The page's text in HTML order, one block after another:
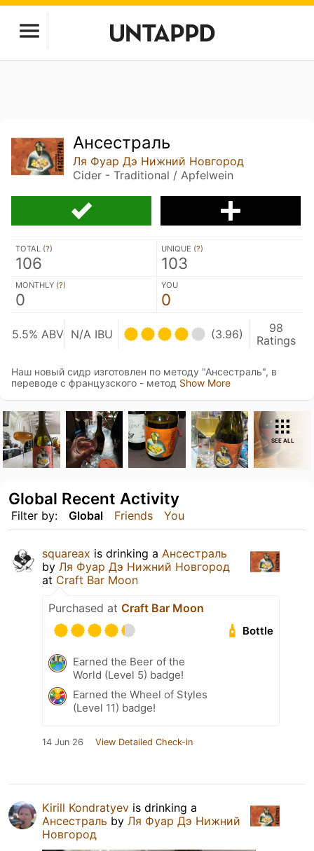
Ансестраль
Ля Фуар Дэ Нижний Новгород
Cider - Traditional / Apfelwein
TOTAL (?)
106
UNIQUE (?)
103
MONTHLY (?)
0
YOU
0
5.5% ABV N/A IBU (3.96)
98
Ratings
Наш новый сидр изготовлен по методу "Ансестраль", в
переводе с французского - метод Show More
SEE ALL
Filter by: Global Friends You
Global Recent Activity
squareax is drinking a Ансестраль
by Ля Фуар Дэ Нижний Новгород
at Craft Bar Moon
Purchased at Craft Bar Moon
Bottle
Earned the Beer of the
World (Level 5) badge!
Earned the Wheel of Styles
(Level 11) badge!
14 Jun 26 View Detailed Check-in
Kirill Kondratyev is drinking a
Ансестраль by Ля Фуар Дэ Нижний
Новгород